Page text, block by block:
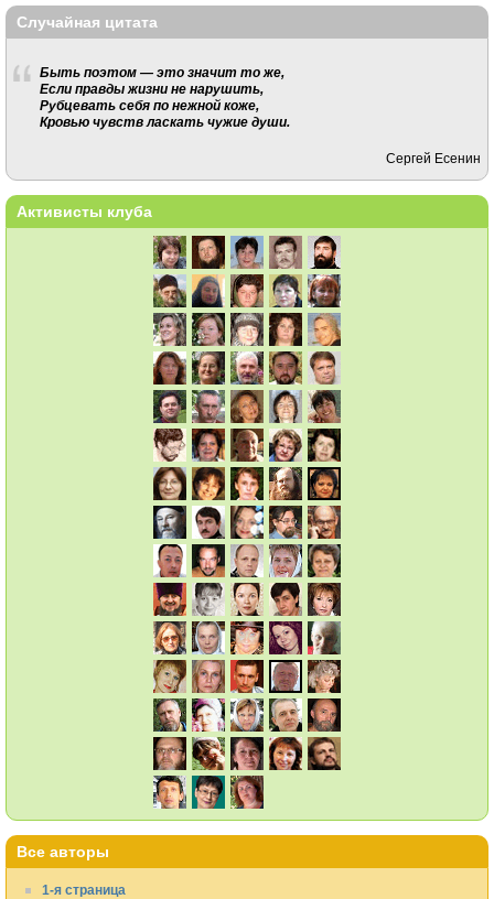
Случайная цитата
Быть поэтом — это значит то же,
Если правды жизни не нарушить,
Рубцевать себя по нежной коже,
Кровью чувств ласкать чужие души.
Сергей Есенин
Активисты клуба
Все авторы
1-я страница